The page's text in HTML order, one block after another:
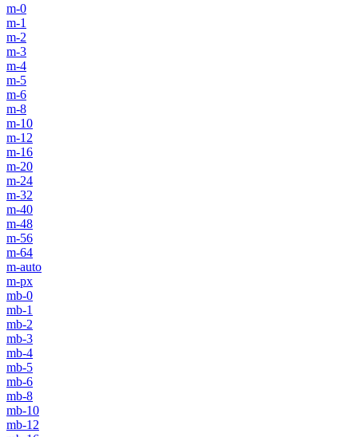
m-0
m-1
m-2
m-3
m-4
m-5
m-6
m-8
m-10
m-12
m-16
m-20
m-24
m-32
m-40
m-48
m-56
m-64
m-auto
m-px
mb-0
mb-1
mb-2
mb-3
mb-4
mb-5
mb-6
mb-8
mb-10
mb-12